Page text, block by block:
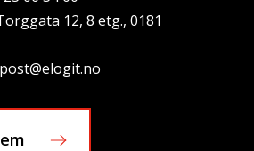
12, 8 etg., 0181